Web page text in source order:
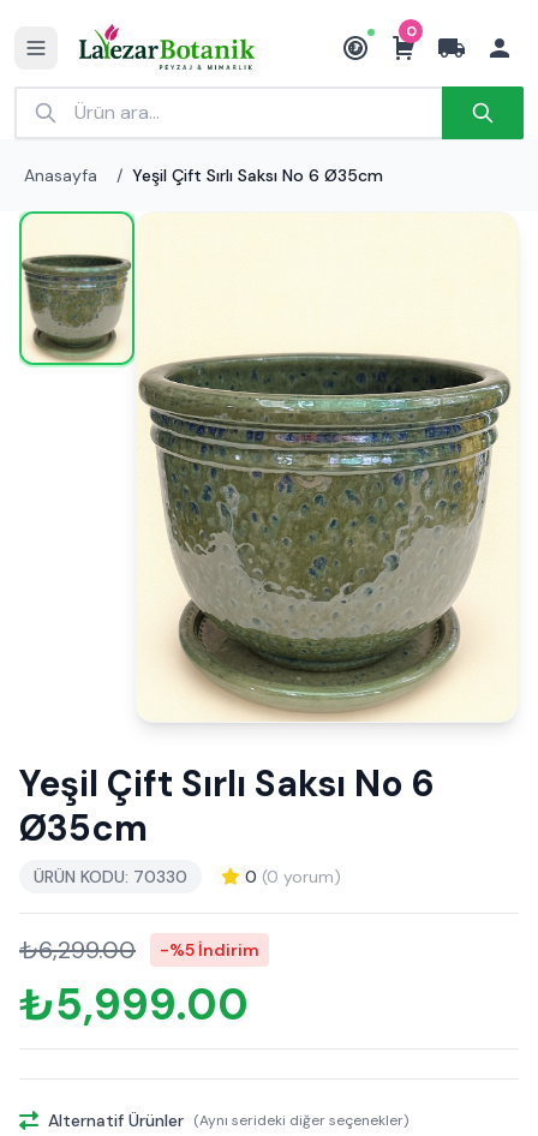
₺
0
Anasayfa / Yeşil Çift Sırlı Saksı No 6 Ø35cm
Yeşil Çift Sırlı Saksı No 6
Ø35cm
ÜRÜN KODU: 70330 0 (0 yorum)
₺6,299.00 -%5 İndirim
₺5,999.00
Alternatif Ürünler (Aynı serideki diğer seçenekler)